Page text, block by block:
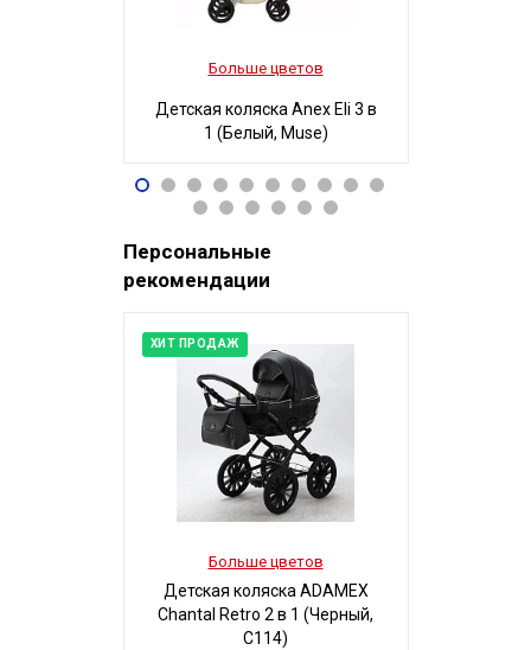
Больше цветов
Детская коляска Anex Eli 3 в
1 (Белый, Muse)
96 490Р
Персональные
рекомендации
ХИТ ПРОДАЖ
Больше цветов
Детская коляска ADAMEX
Chantal Retro 2 в 1 (Черный,
C114)